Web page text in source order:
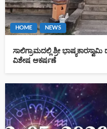
HOME NEWS
ಸಾಲಿಗ್ರಾಮದಲ್ಲಿ ಶ್ರೀ
ವಿಶೇಷ ಆಕರ್ಷಣೆ